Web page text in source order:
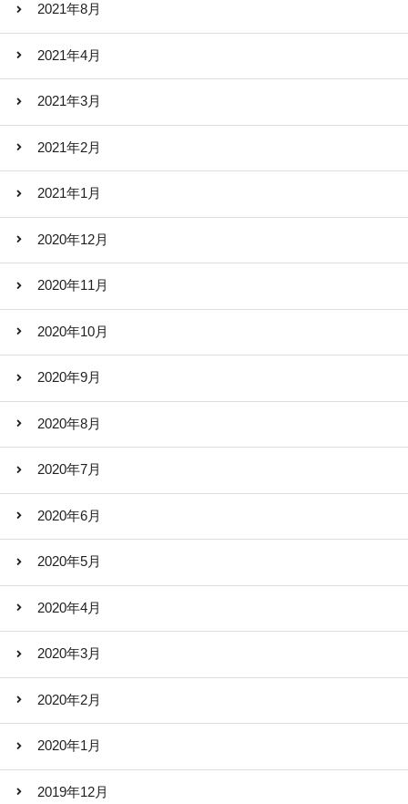
2021年8月
2021年4月
2021年3月
2021年2月
2021年1月
2020年12月
2020年11月
2020年10月
2020年9月
2020年8月
2020年7月
2020年6月
2020年5月
2020年4月
2020年3月
2020年2月
2020年1月
2019年12月